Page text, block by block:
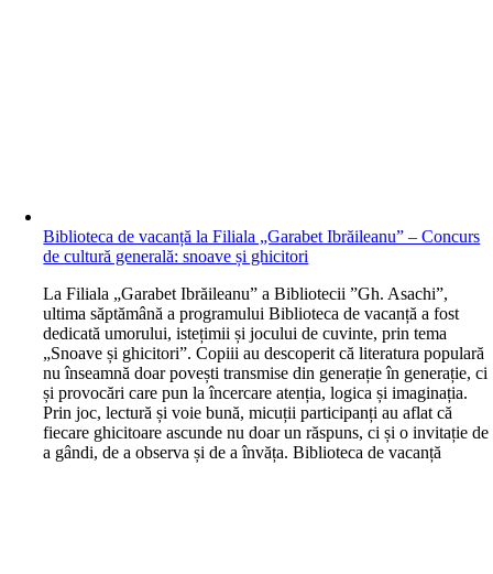
Biblioteca de vacanță la Filiala „Garabet Ibrăileanu” – Concurs
de cultură generală: snoave și ghicitori
La Filiala „Garabet Ibrăileanu” a Bibliotecii ”Gh. Asachi”,
ultima săptămână a programului Biblioteca de vacanță a fost
dedicată umorului, istețimii și jocului de cuvinte, prin tema
„Snoave și ghicitori”. Copiii au descoperit că literatura populară
nu înseamnă doar povești transmise din generație în generație, ci
și provocări care pun la încercare atenția, logica și imaginația.
Prin joc, lectură și voie bună, micuții participanți au aflat că
fiecare ghicitoare ascunde nu doar un răspuns, ci și o invitație de
a gândi, de a observa și de a învăța. Biblioteca de vacanță